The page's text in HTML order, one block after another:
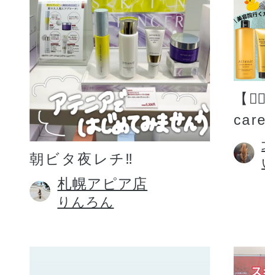
朝ビタ夜レチ‼️
札幌アピア店
りんろん
【